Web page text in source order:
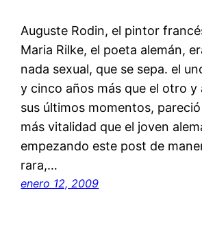
Auguste Rodin, el pintor
Maria Rilke, el poeta alemán,
nada sexual, que se sepa. el
y cinco años más que el otro y
sus últimos momentos,
más vitalidad que el joven
empezando este post de
rara,…
enero 12, 2009